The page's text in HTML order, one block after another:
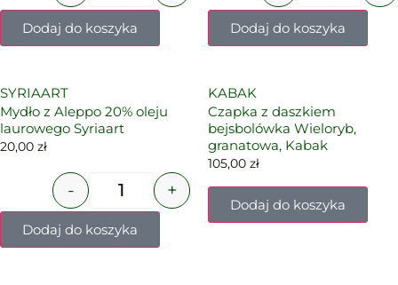
Dodaj do koszyka Dodaj do koszyka
SYRIAART
Mydło z Aleppo 20% oleju
laurowego Syriaart
20,00 zł
- +
Dodaj do koszyka
KABAK
Czapka z daszkiem
bejsbolówka Wieloryb,
granatowa, Kabak
105,00 zł
Dodaj do koszyka